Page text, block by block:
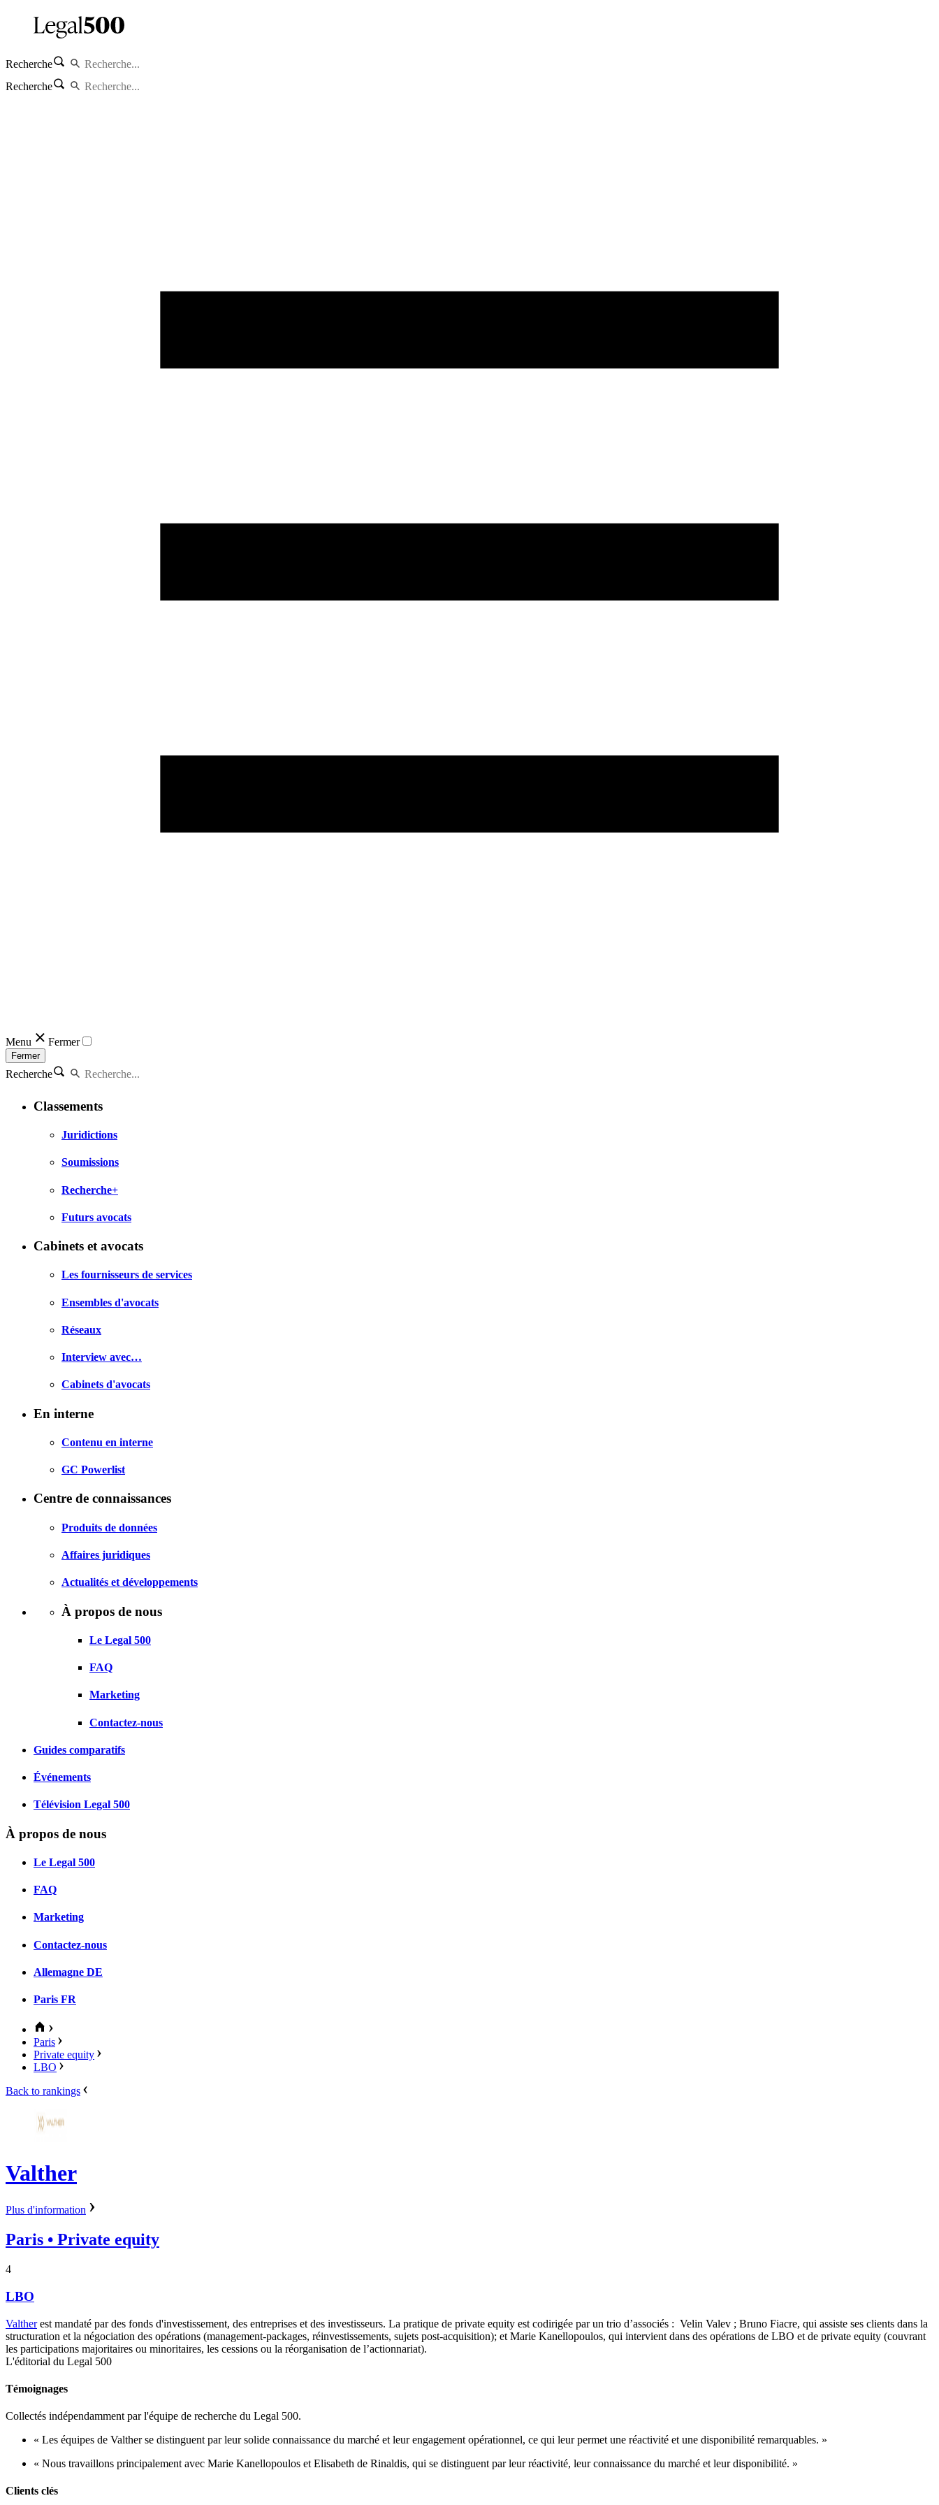
Recherche
Recherche
Menu Fermer
Fermer
Recherche
Classements
Juridictions
Soumissions
Recherche+
Futurs avocats
Cabinets et avocats
Les fournisseurs de services
Ensembles d'avocats
Réseaux
Interview avec…
Cabinets d'avocats
En interne
Contenu en interne
GC Powerlist
Centre de connaissances
Produits de données
Affaires juridiques
Actualités et développements
À propos de nous
Le Legal 500
FAQ
Marketing
Contactez-nous
Guides comparatifs
Événements
Télévision Legal 500
À propos de nous
Le Legal 500
FAQ
Marketing
Contactez-nous
Allemagne DE
Paris FR
Paris
Private equity
LBO
Back to rankings
Valther
Plus d'information
Paris • Private equity
4
LBO
Valtherest mandaté par des fonds d'investissement, des entreprises et des investisseurs. La pratique de private equity est codirigée par un trio d’associés : Velin Valev ; Bruno Fiacre, qui assiste ses clients dans la
structuration et la négociation des opérations (management-packages, réinvestissements, sujets post-acquisition); et Marie Kanellopoulos, qui intervient dans des opérations de LBO et de private equity (couvrant
les participations majoritaires ou minoritaires, les cessions ou la réorganisation de l’actionnariat).
L'éditorial du Legal 500
Témoignages
Collectés indépendamment par l'équipe de recherche du Legal 500.
« Les équipes de Valther se distinguent par leur solide connaissance du marché et leur engagement opérationnel, ce qui leur permet une réactivité et une disponibilité remarquables. »
« Nous travaillons principalement avec Marie Kanellopoulos et Elisabeth de Rinaldis, qui se distinguent par leur réactivité, leur connaissance du marché et leur disponibilité. »
Clients clés